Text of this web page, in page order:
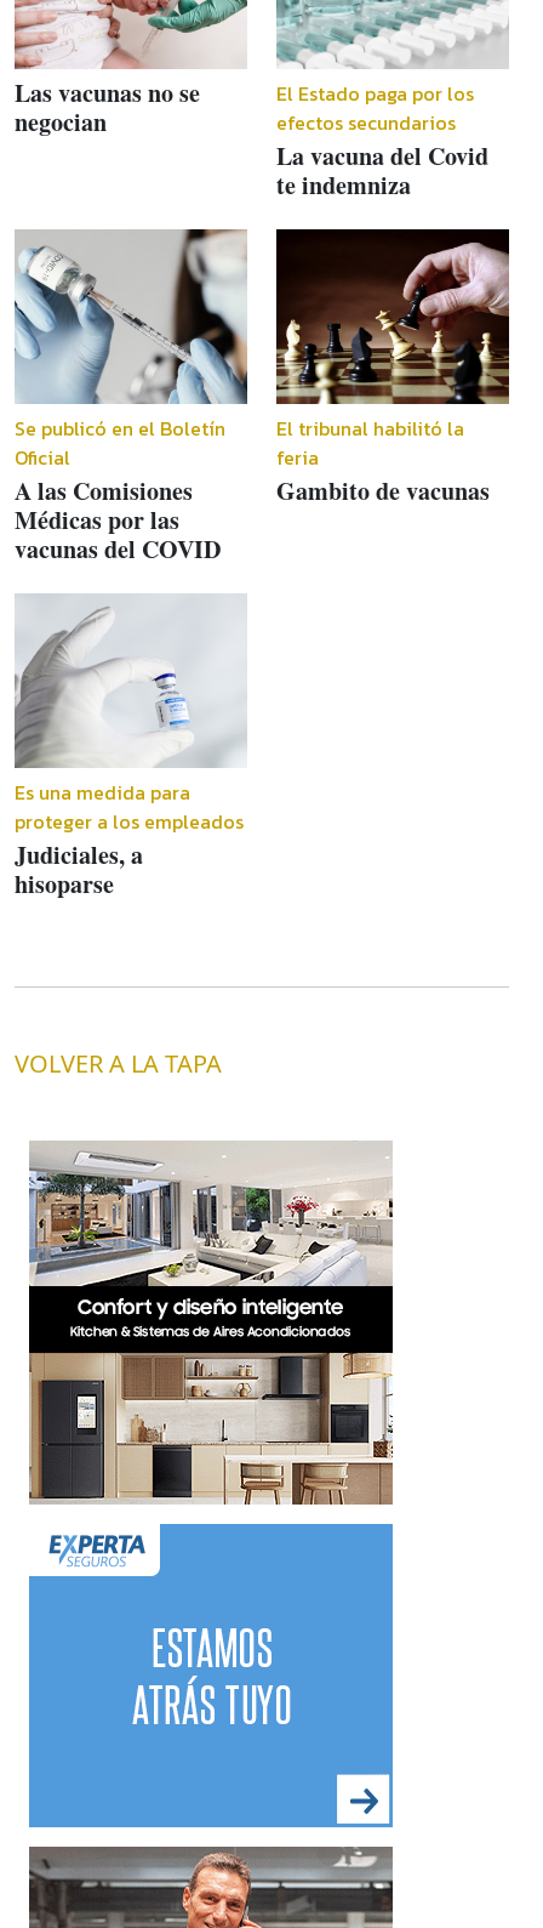
Las vacunas no se
negocian
El Estado paga por los
efectos secundarios
La vacuna del Covid
te indemniza
Se publicó en el Boletín
Oficial
A las Comisiones
Médicas por las
vacunas del COVID
El tribunal habilitó la
feria
Gambito de vacunas
Es una medida para
proteger a los empleados
Judiciales, a
hisoparse
VOLVER A LA TAPA